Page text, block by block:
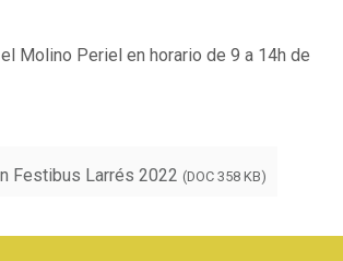
Molino Periel en horario de 9 a 14h de
Festibus Larrés 2022 (DOC 358 KB)